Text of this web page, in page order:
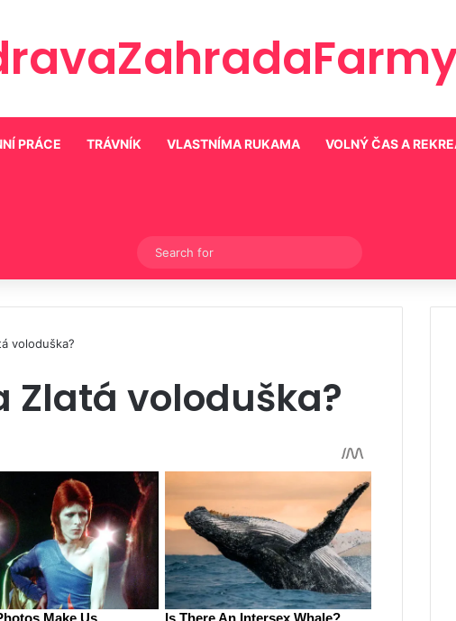
PRÁCE TRÁVNÍK VLASTNÍMA RUKAMA VOLNÝ ČAS A
Switch skin
for
voloduška?
Zlatá voloduška?